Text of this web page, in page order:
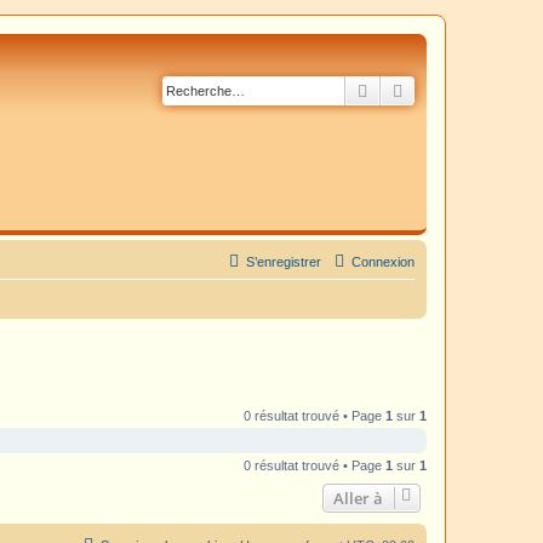
Rechercher
Connexion
S’enregistrer
0 résultat trouvé • Page 1 sur 1
0 résultat trouvé • Page 1 sur 1
Aller à